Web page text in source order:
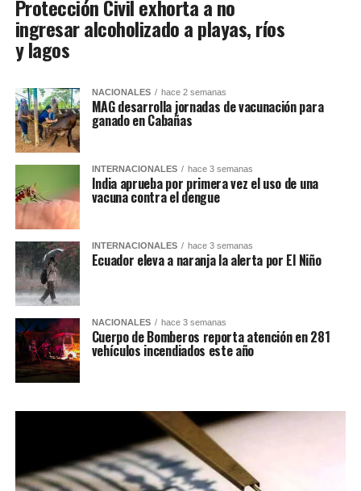
Protección Civil exhorta a no
ingresar alcoholizado a playas, ríos
y lagos
NACIONALES hace 2 semanas
MAG desarrolla jornadas de vacunación para
ganado en Cabañas
INTERNACIONALES hace 3 semanas
India aprueba por primera vez el uso de una
vacuna contra el dengue
INTERNACIONALES hace 3 semanas
Ecuador eleva a naranja la alerta por El Niño
NACIONALES hace 3 semanas
Cuerpo de Bomberos reporta atención en 281
vehículos incendiados este año